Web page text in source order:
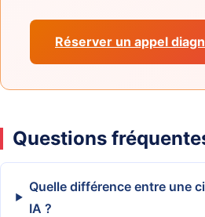
Réserver un appel
Questions
Quelle différence entre une
IA ?